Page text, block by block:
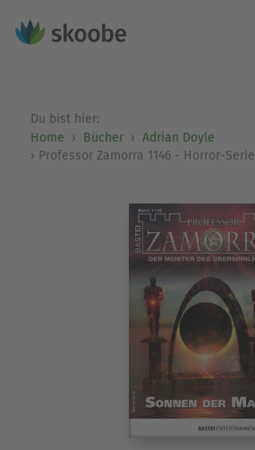
Du bist hier:
Home
Bücher
Adrian Doyle
Professor Zamorra 1146 - Horror-Serie